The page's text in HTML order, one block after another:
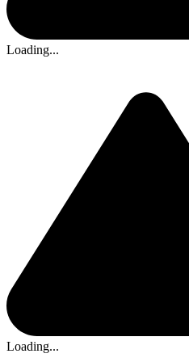
Loading...
Loading...